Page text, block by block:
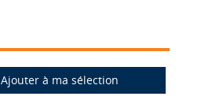
Ajouter à ma sélection